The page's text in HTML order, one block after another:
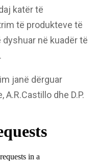
katër të
të produkteve të
në kuadër të
janë dërguar
dhe D.P.